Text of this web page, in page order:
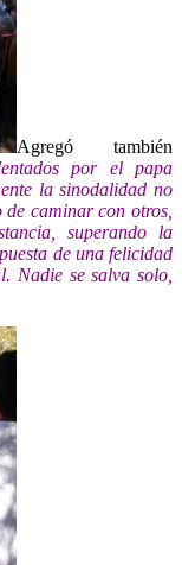
Agregó también
por el papa
la sinodalidad no
caminar con otros,
superando la
de una felicidad
Nadie se salva solo,